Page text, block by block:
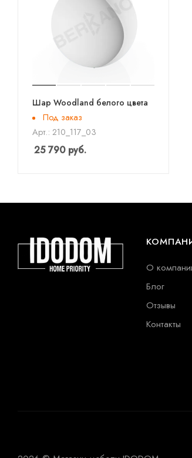
Шар Woodland белого цвета
Под заказ
Арт.: 210_117_03
25 790руб.
О
Блог
Отзывы
Контакты